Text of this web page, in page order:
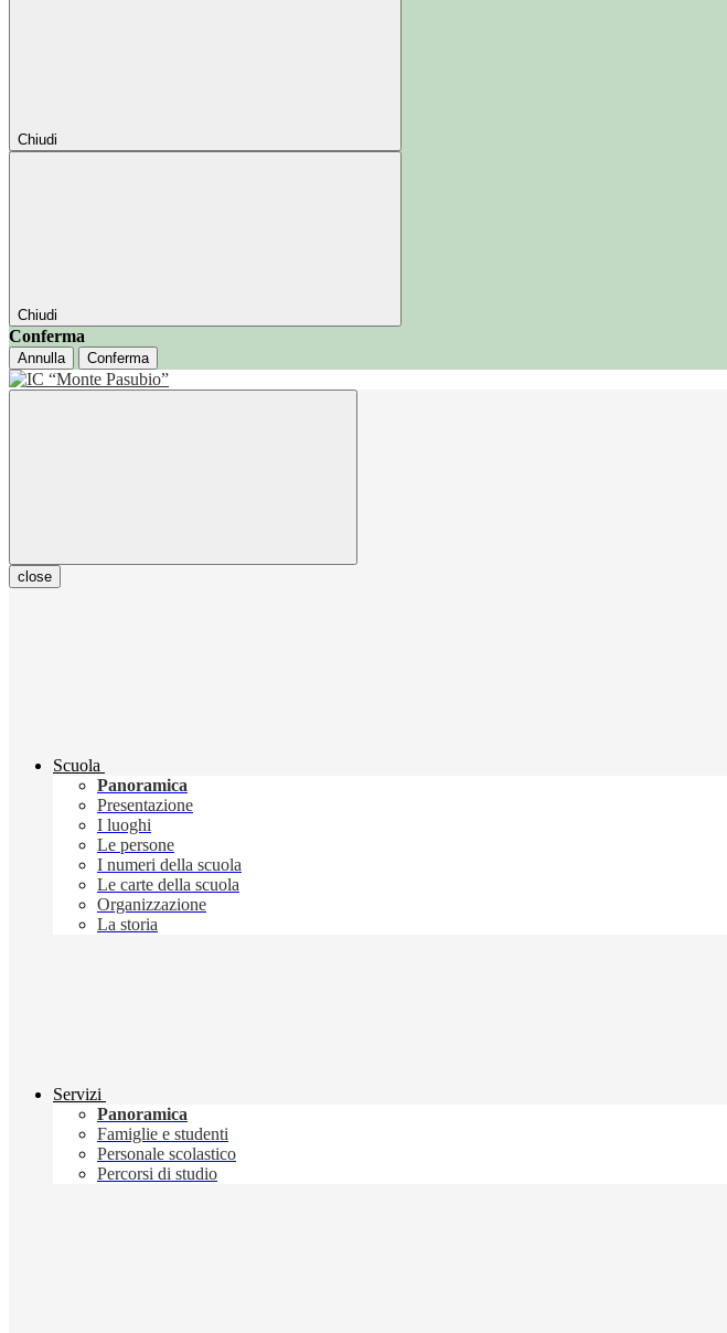
Chiudi
Chiudi
Conferma
Annulla Conferma
close
Scuola
Panoramica
Presentazione
I luoghi
Le persone
I numeri della scuola
Le carte della scuola
Organizzazione
La storia
Servizi
Panoramica
Famiglie e studenti
Personale scolastico
Percorsi di studio